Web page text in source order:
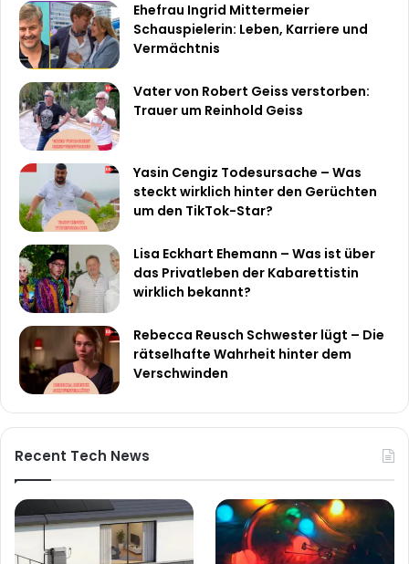
Ehefrau Ingrid Mittermeier
Schauspielerin: Leben, Karriere und
Vermächtnis
Vater von Robert Geiss verstorben:
Trauer um Reinhold Geiss
Yasin Cengiz Todesursache – Was
steckt wirklich hinter den Gerüchten
um den TikTok-Star?
Lisa Eckhart Ehemann – Was ist über
das Privatleben der Kabarettistin
wirklich bekannt?
Rebecca Reusch Schwester lügt – Die
rätselhafte Wahrheit hinter dem
Verschwinden
Recent Tech News